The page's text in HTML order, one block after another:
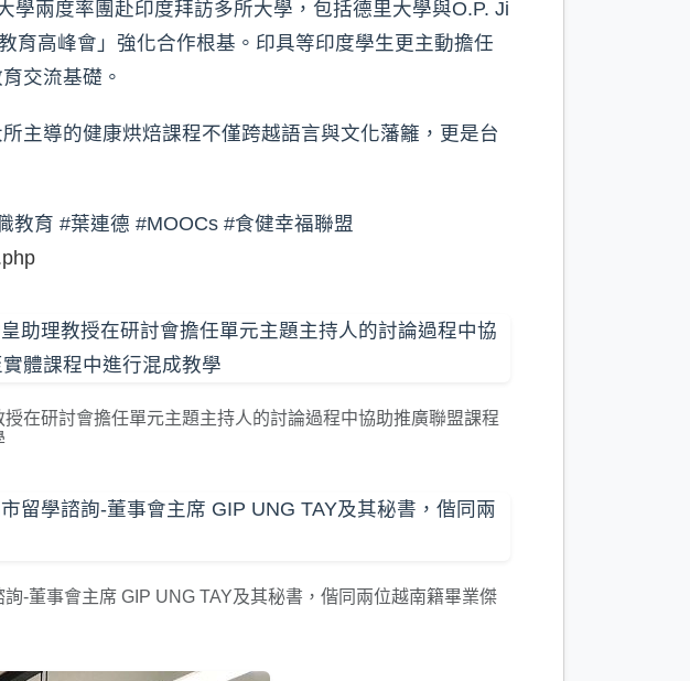
兩度率團赴印度拜訪多所大學，包括德里大學與O.P. Ji
育高峰會」強化合作根基。印具等印度學生更主動擔任
交流基礎。
主導的健康烘焙課程不僅跨越語言與文化藩籬，更是台
教育 #葉連德 #MOOCs #食健幸福聯盟
在研討會擔任單元主題主持人的討論過程中協助推廣聯盟課程
-董事會主席 GIP UNG TAY及其秘書，偕同兩位越南籍畢業傑